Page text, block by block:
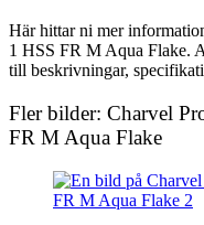
Här hittar ni mer
1 HSS FR M Aqua Flake.
till beskrivningar,
Fler bilder: Charvel
FR M Aqua Flake